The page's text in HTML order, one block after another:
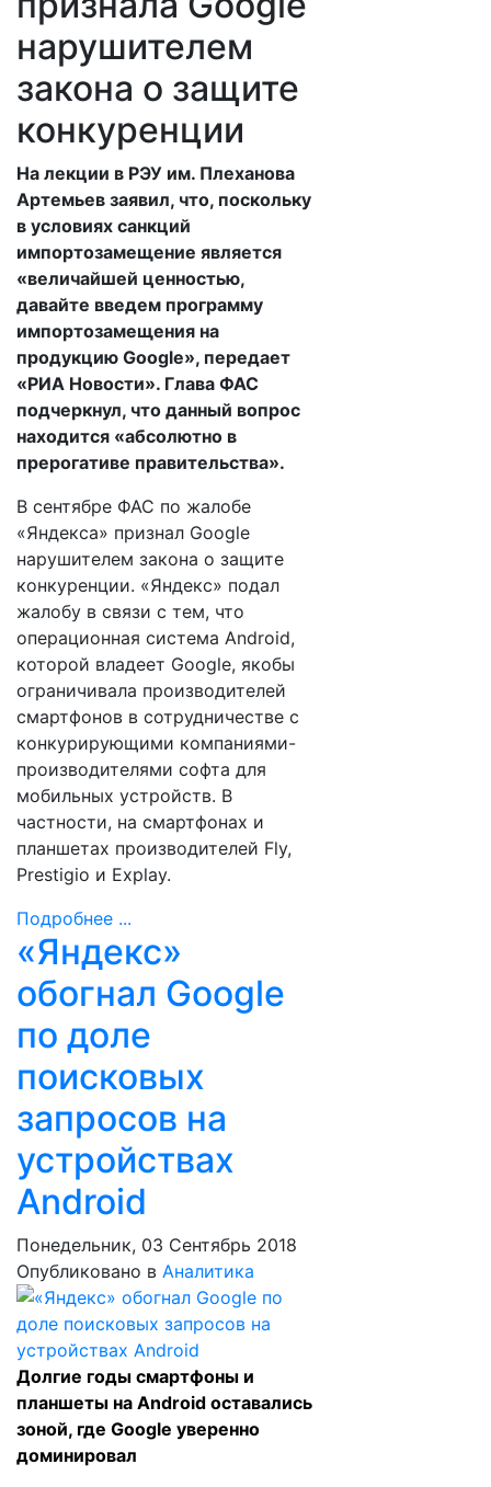
нарушителем
закона о защите
конкуренции
На лекции в РЭУ им. Плеханова
Артемьев заявил, что, поскольку
в условиях санкций
импортозамещение является
«величайшей ценностью,
давайте введем программу
импортозамещения на
продукцию Google», передает
«РИА Новости». Глава ФАС
подчеркнул, что данный вопрос
находится «абсолютно в
прерогативе правительства».
В сентябре ФАС по жалобе
«Яндекса» признал Google
нарушителем закона о защите
конкуренции. «Яндекс» подал
жалобу в связи с тем, что
операционная система Android,
которой владеет Google, якобы
ограничивала производителей
смартфонов в сотрудничестве с
конкурирующими компаниями-
производителями софта для
мобильных устройств. В
частности, на смартфонах и
планшетах производителей Fly,
Prestigio и Explay.
Подробнее ...
«Яндекс»
обогнал Google
по доле
поисковых
запросов на
устройствах
Android
Понедельник, 03 Сентябрь 2018
Опубликовано в Аналитика
Долгие годы смартфоны и
планшеты на Android оставались
зоной, где Google уверенно
доминировал